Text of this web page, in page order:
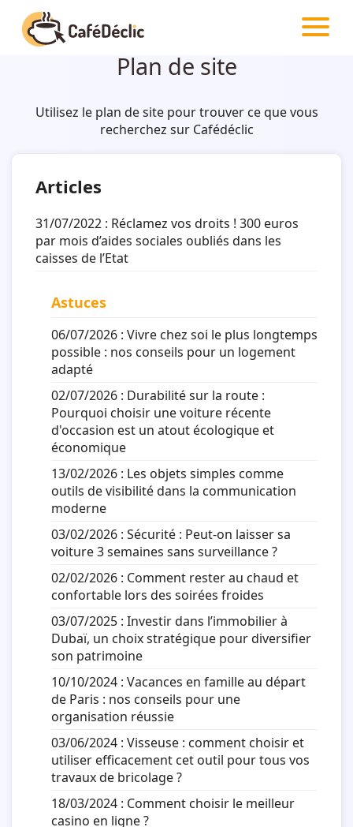
Créativité
Astuces
Divertissement
Emotion
Famille
Santé
Plan de site
Utilisez le plan de site pour trouver ce que vous
recherchez sur Cafédéclic
Articles
31/07/2022 : Réclamez vos droits ! 300 euros
par mois d’aides sociales oubliés dans les
caisses de l’Etat
Astuces
06/07/2026 : Vivre chez soi le plus longtemps
possible : nos conseils pour un logement
adapté
02/07/2026 : Durabilité sur la route :
Pourquoi choisir une voiture récente
d'occasion est un atout écologique et
économique
13/02/2026 : Les objets simples comme
outils de visibilité dans la communication
moderne
03/02/2026 : Sécurité : Peut-on laisser sa
voiture 3 semaines sans surveillance ?
02/02/2026 : Comment rester au chaud et
confortable lors des soirées froides
03/07/2025 : Investir dans l’immobilier à
Dubaï, un choix stratégique pour diversifier
son patrimoine
10/10/2024 : Vacances en famille au départ
de Paris : nos conseils pour une
organisation réussie
03/06/2024 : Visseuse : comment choisir et
utiliser efficacement cet outil pour tous vos
travaux de bricolage ?
18/03/2024 : Comment choisir le meilleur
casino en ligne ?